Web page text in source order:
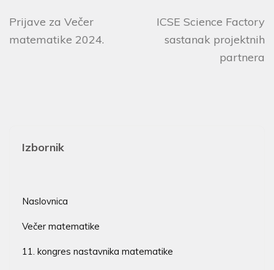
Prijave za Večer
matematike 2024.
ICSE Science Factory
sastanak projektnih
partnera
Izbornik
Naslovnica
Večer matematike
11. kongres nastavnika matematike